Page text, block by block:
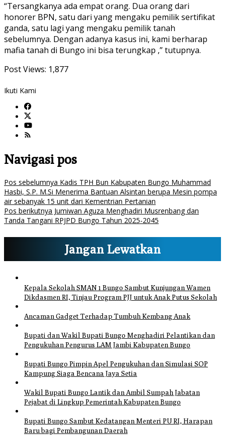
“Tersangkanya ada empat orang. Dua orang dari
honorer BPN, satu dari yang mengaku pemilik sertifikat
ganda, satu lagi yang mengaku pemilik tanah
sebelumnya. Dengan adanya kasus ini, kami berharap
mafia tanah di Bungo ini bisa terungkap ,” tutupnya.
Post Views: 1,877
Ikuti Kami
Navigasi pos
Pos sebelumnya Kadis TPH Bun Kabupaten Bungo Muhammad
Hasbi, S.P. M.Si Menerima Bantuan Alsintan berupa Mesin pompa
air sebanyak 15 unit dari Kementrian Pertanian
Pos berikutnya Jumiwan Aguza Menghadiri Musrenbang dan
Tanda Tangani RPJPD Bungo Tahun 2025-2045
Jangan Lewatkan
Kepala Sekolah SMAN 1 Bungo Sambut Kunjungan Wamen
Dikdasmen RI, Tinjau Program PJJ untuk Anak Putus Sekolah
Ancaman Gadget Terhadap Tumbuh Kembang Anak
Bupati dan Wakil Bupati Bungo Menghadiri Pelantikan dan
Pengukuhan Pengurus LAM Jambi Kabupaten Bungo
Bupati Bungo Pimpin Apel Pengukuhan dan Simulasi SOP
Kampung Siaga Bencana Jaya Setia
Wakil Bupati Bungo Lantik dan Ambil Sumpah Jabatan
Pejabat di Lingkup Pemerintah Kabupaten Bungo
Bupati Bungo Sambut Kedatangan Menteri PU RI, Harapan
Baru bagi Pembangunan Daerah